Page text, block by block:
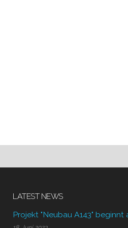
LATEST NEWS
Projekt "Neubau A143"